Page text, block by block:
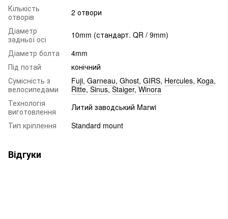
Кількість
отворів
2 отвори
Діаметр
задньої осі
10mm (стандарт. QR / 9mm)
Діаметр болта
4mm
Під потай
конічний
Сумісність з
велосипедами
Fuji, Garneau, Ghost, GIRS, Hercules, Koga,
Ritte,Sinus,Staiger,Winora
Технологія
виготовлення
Литий заводський Marwi
Тип кріплення
Standard mount
Відгуки